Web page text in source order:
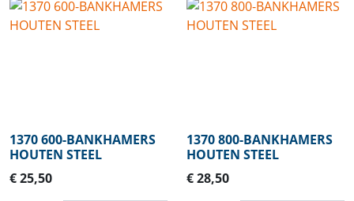
1370 600-BANKHAMERS
HOUTEN STEEL
€ 25,50
1370 800-BANKHAMERS
HOUTEN STEEL
€ 28,50